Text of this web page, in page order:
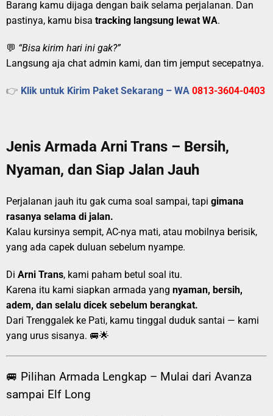
Barang kamu dijaga dengan baik selama perjalanan. Dan
pastinya, kamu bisa tracking langsung lewat WA.
💬 “Bisa kirim hari ini gak?”
Langsung aja chat admin kami, dan tim jemput secepatnya.
👉 Klik untuk Kirim Paket Sekarang – WA 0813-3604-0403
Jenis Armada Arni Trans – Bersih,
Nyaman, dan Siap Jalan Jauh
Perjalanan jauh itu gak cuma soal sampai, tapi gimana
rasanya selama di jalan.
Kalau kursinya sempit, AC-nya mati, atau mobilnya berisik,
yang ada capek duluan sebelum nyampe.
Di Arni Trans, kami paham betul soal itu.
Karena itu kami siapkan armada yang nyaman, bersih,
adem, dan selalu dicek sebelum berangkat.
Dari Trenggalek ke Pati, kamu tinggal duduk santai — kami
yang urus sisanya. 🚐🌟
🚐 Pilihan Armada Lengkap – Mulai dari Avanza
sampai Elf Long